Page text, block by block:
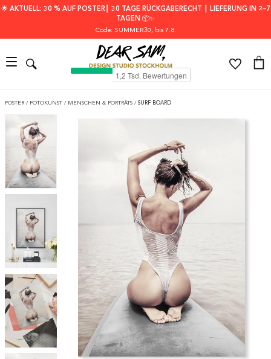
🌟 AKTUELL: 30 % AUF POSTER┃ 30 TAGE RÜCKGABERECHT ┃ LIEFERUNG IN 2–7
TAGEN 📦✨
Code: SUMMER30, bis 7.8.
POSTER / FOTOKUNST / MENSCHEN & PORTRÄTS / SURF BOARD